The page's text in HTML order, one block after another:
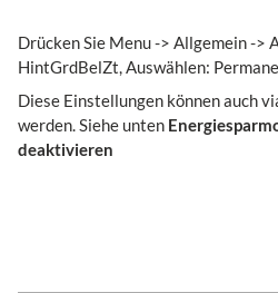
Drücken Sie Menu -> Allgemein ->
HintGrdBelZt, Auswählen:
Diese Einstellungen können auch
werden. Siehe unten
deaktivieren